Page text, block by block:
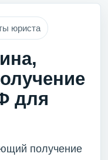
юриста
для
получение